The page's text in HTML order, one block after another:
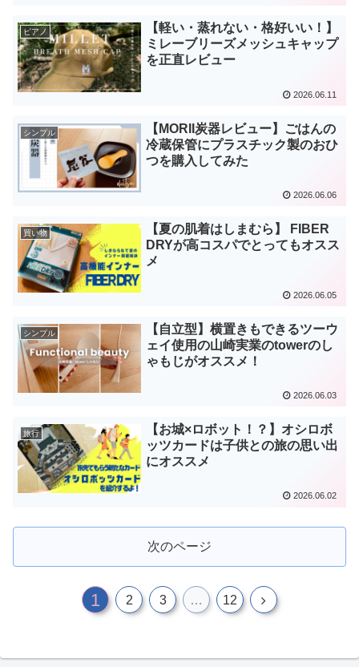
ピアノ
【軽い・蒸れない・格好いい！】
ミレーブリーズメッシュキャップ
を正直レビュー
2026.06.11
シンプル
【MORII炭器レビュー】ごはんの
冷蔵保管にプラスチック製のおひ
つを購入してみた
2026.06.06
買い物
【夏の肌着はしまむら】 FIBER
DRYが高コスパでとってもオスス
メ
2026.06.05
シンプル
【自立型】横置きもできるツーウ
ェイ使用の山崎実業のtowerのし
ゃもじがオススメ！
2026.06.03
旅行
【お城×ロボット！？】オシロボ
ッツカードは子供との旅の思い出
にオススメ
2026.06.02
次のページ
1 2 3 … 12
次